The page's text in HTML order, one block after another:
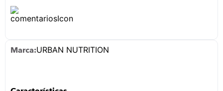
URBAN NUTRITION
iphone